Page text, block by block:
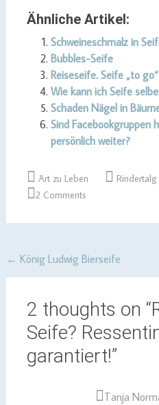
Ähnliche Artikel:
Schweineschmalz in
Bubbles-Seife
Reiseseife. Seife „to go“
Wie kann ich Seife
Schaden Nägel in
Sind Facebookgruppen
persönlich weiter?
Art zu Leben
2 Comments
Post
← König Ludwig Bierseife
2 thoughts on “
Seife?
garantiert!”
Tanja